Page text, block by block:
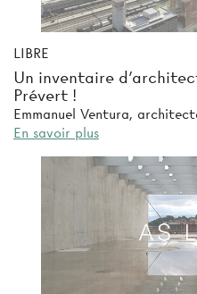
LIBRE
Un inventaire
Prévert !
Emmanuel Ventura,
En savoir plus